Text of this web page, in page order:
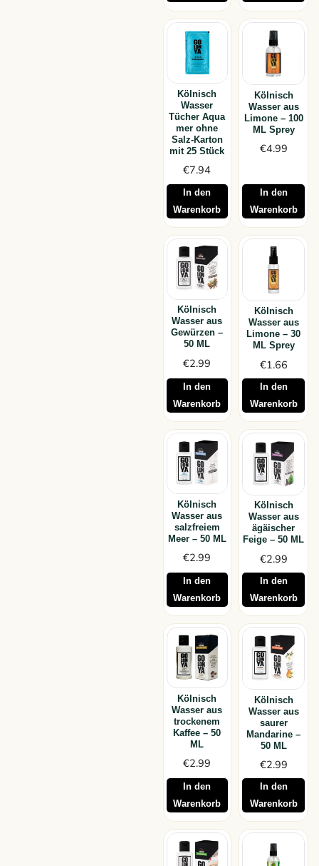
Kölnisch
Wasser
Tücher Aqua
mer ohne
Salz-Karton
mit 25 Stück
€7.94
In den
Warenkorb
Kölnisch
Wasser aus
Limone – 100
ML Sprey
€4.99
In den
Warenkorb
Kölnisch
Wasser aus
Gewürzen –
50 ML
€2.99
In den
Warenkorb
Kölnisch
Wasser aus
Limone – 30
ML Sprey
€1.66
In den
Warenkorb
Kölnisch
Wasser aus
salzfreiem
Meer – 50 ML
€2.99
In den
Warenkorb
Kölnisch
Wasser aus
ägäischer
Feige – 50 ML
€2.99
In den
Warenkorb
Kölnisch
Wasser aus
trockenem
Kaffee – 50
ML
€2.99
In den
Warenkorb
Kölnisch
Wasser aus
saurer
Mandarine –
50 ML
€2.99
In den
Warenkorb